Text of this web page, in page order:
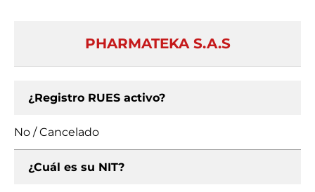
PHARMATEKA S.A.S
¿Registro RUES activo?
No / Cancelado
¿Cuál es su NIT?